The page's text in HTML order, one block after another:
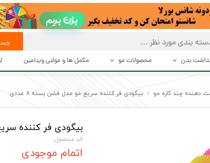
بدن
بدن
محصولات مو
حالت دهنده های مو
محصولات درمانی و تقویت کننده مو
مکمل ها و مولتی ویتامین
بزن بریم
دهنده چند کاره مو بیگودی فر کننده سریع مو مدل فشن بسته ۸ عددی
بیگودی فر کننده سریع
کد محصول:
اتمام موجودی